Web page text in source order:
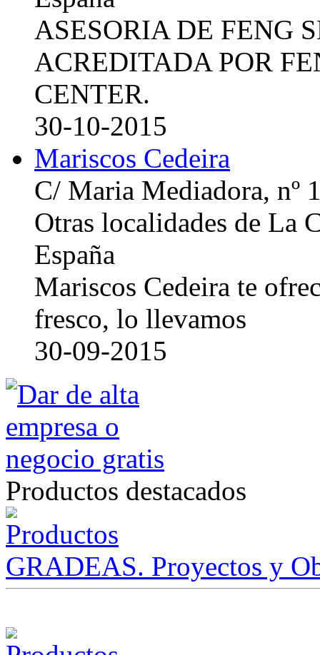
ASESORIA DE FENG
ACREDITADA POR
CENTER.
30-10-2015
Mariscos Cedeira
C/ Maria Mediadora, nº
Otras localidades de La
España
Mariscos Cedeira te
fresco, lo llevamos
30-09-2015
Productos destacados
GRADEAS. Proyectos y